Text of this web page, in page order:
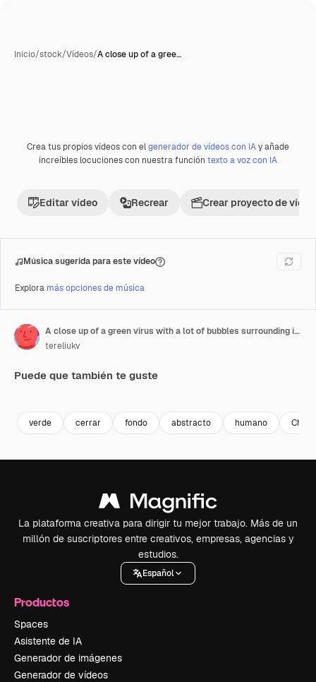
Inicio/stock/Vídeos/A close up of a gree…
PremiumGenerada con IA
Crea tus propios vídeos con elgenerador de vídeos con IAy añade
increíbles locuciones con nuestra función texto a voz con IA
Editar vídeo Recrear Crear proyecto de vídeo
Música sugerida para este vídeo
Explora más opciones de música
A close up of a green virus with a lot of bubbles surrounding it. The bubbles are in different sizes and are scattered all over the image
tereliukv
Puede que también te guste
verde cerrar fondo abstracto humano China
La plataforma creativa para dirigir tu mejor trabajo. Más de un
millón de suscriptores entre creativos, empresas, agencias y
estudios.
Español
Productos
Spaces
Asistente de IA
Generador de imágenes
Generador de vídeos